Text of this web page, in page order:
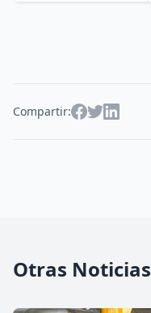
Compartir:
Otras Noticias